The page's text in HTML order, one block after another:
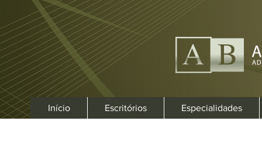
Início Escritórios Especialidades